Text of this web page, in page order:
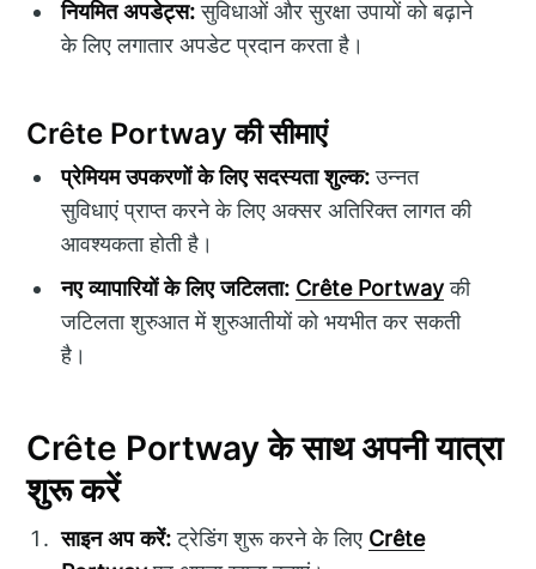
नियमित अपडेट्स:सुविधाओं और सुरक्षा उपायों को बढ़ाने
के लिए लगातार अपडेट प्रदान करता है।
Crête Portway की सीमाएं
प्रेमियम उपकरणों के लिए सदस्यता शुल्क:उन्नत
सुविधाएं प्राप्त करने के लिए अक्सर अतिरिक्त लागत की
आवश्यकता होती है।
नए व्यापारियों के लिए जटिलता: Crête Portwayकी
जटिलता शुरुआत में शुरुआतीयों को भयभीत कर सकती
है।
Crête Portway के साथ अपनी यात्रा
शुरू करें
साइन अप करें:ट्रेडिंग शुरू करने के लिए Crête